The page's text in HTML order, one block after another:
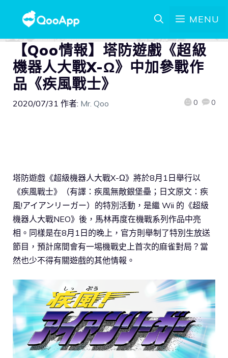
MENU
【Qoo情報】塔防遊戲《超級
機器人大戰X-Ω》中加參戰作
品《疾風戰士》
2020/07/31 作者: Mr. Qoo 0 0
塔防遊戲《超級機器人大戰X-Ω》將於8月1日舉行以
《疾風戰士》（有譯：疾風無敵銀堡壘；日文原文：疾
風!アイアンリーガー）的特別活動，是繼 Wii 的《超級
機器人大戰NEO》後，馬林再度在機戰系列作品中亮
相。同樣是在8月1日的晚上，官方則舉制了特別生放送
節目，預計席間會有一埸機戰史上首次的麻雀對局？當
然也少不得有關遊戲的其他情報。